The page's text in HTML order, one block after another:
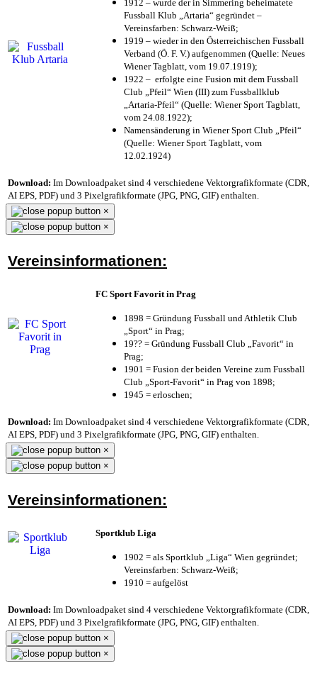
1912 – wurde der in Simmering beheimatete
Fussball Klub „Artaria“ gegründet –
Vereinsfarben: Schwarz-Weiß;
1919 – wieder in den Österreichischen Fussball
Verband (Ö. F. V.) aufgenommen (Quelle: Neues
Wiener Tagblatt, vom 19.07.1919);
1922 – erfolgte eine Fusion mit dem Fussball
Club „Pfeil“ Wien (III) zum Fussballklub
„Artaria-Pfeil“ (Quelle: Wiener Sport Tagblatt,
vom 24.08.1922);
Namensänderung in Wiener Sport Club „Pfeil“
(Quelle: Wiener Sport Tagblatt, vom
12.02.1924)
Download: Im Downloadpaket sind 4 verschiedene Vektorgrafikformate (CDR,
AI EPS, PDF) und 3 Pixelgrafikformate (JPG, PNG, GIF) enthalten.
×
×
Vereinsinformationen:
FC Sport Favorit in Prag
1898 = Gründung Fussball und Athletik Club
„Sport“ in Prag;
19?? = Gründung Fussball Club „Favorit“ in
Prag;
1901 = Fusion der beiden Vereine zum Fussball
Club „Sport-Favorit“ in Prag von 1898;
1945 = erloschen;
Download: Im Downloadpaket sind 4 verschiedene Vektorgrafikformate (CDR,
AI EPS, PDF) und 3 Pixelgrafikformate (JPG, PNG, GIF) enthalten.
×
×
Vereinsinformationen:
Sportklub Liga
1902 = als Sportklub „Liga“ Wien gegründet;
Vereinsfarben: Schwarz-Weiß;
1910 = aufgelöst
Download: Im Downloadpaket sind 4 verschiedene Vektorgrafikformate (CDR,
AI EPS, PDF) und 3 Pixelgrafikformate (JPG, PNG, GIF) enthalten.
×
×